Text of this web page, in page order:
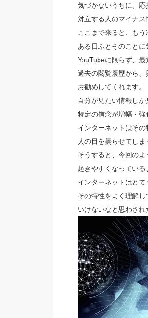
気づかないうちに、応
対立する人のマイナス
ここまで来ると、もう
ある日ふとそのことに
YouTubeに限らず、最
過去の閲覧履歴から
お勧めしてくれます。
自分が見たい情報しか
特定の信念が増幅・強
インターネットはその
人の目を曇らせてしま
そうすると、今回のよ
起きやすくなっている
インターネットはとて
その特性をよく理解し
いけないなと思わされ